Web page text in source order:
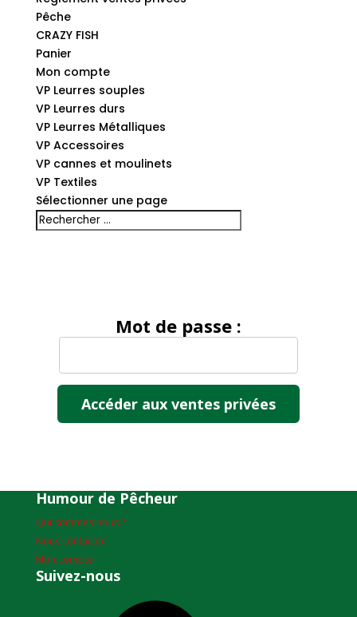
Pêche
CRAZY FISH
Panier
Mon compte
VP Leurres souples
VP Leurres durs
VP Leurres Métalliques
VP Accessoires
VP cannes et moulinets
VP Textiles
Sélectionner une page
Mot de passe :
Humour de Pêcheur
Qui sommes-nous ?
Nous contacter
Mon compte
Suivez-nous